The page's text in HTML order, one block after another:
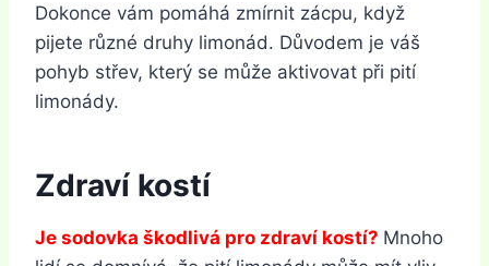
Dokonce vám pomáhá zmírnit zácpu, když
pijete různé druhy limonád. Důvodem je váš
pohyb střev, který se může aktivovat při pití
limonády.
Zdraví kostí
Je sodovka škodlivá pro zdraví kostí? Mnoho